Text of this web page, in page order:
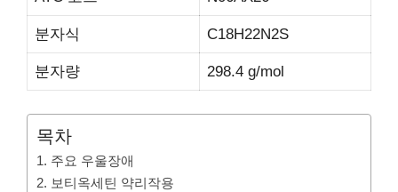
분자식 C18H22N2S
분자량 298.4 g/mol
목차
1. 주요 우울장애
2. 보티옥세틴 약리작용